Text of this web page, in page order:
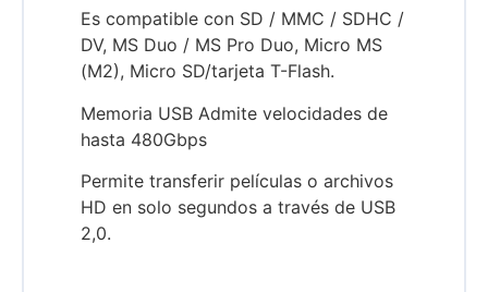
Es compatible con SD / MMC / SDHC /
DV, MS Duo / MS Pro Duo, Micro MS
(M2), Micro SD/tarjeta T-Flash.
Memoria USB Admite velocidades de
hasta 480Gbps
Permite transferir películas o archivos
HD en solo segundos a través de USB
2,0.